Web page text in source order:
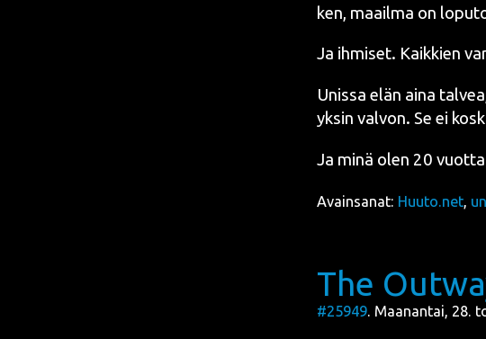
ken, maa­il­ma on
Ja ihmi­set. Kaik­kien
Unis­sa elän aina
yksin val­von. Se ei
Ja minä olen 20
Avainsanat: Huuto.net,
The
#25949. Maanantai, 28.